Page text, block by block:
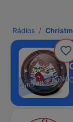
Rádios